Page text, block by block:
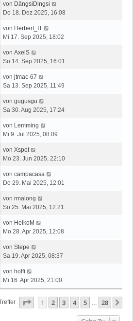
von DängsiDingsi
Do 18. Dez 2025, 16:08
von Herbert_IT
Mi 17. Sep 2025, 18:02
von AxelS
So 14. Sep 2025, 16:01
von jtmac-67
Sa 13. Sep 2025, 11:49
von gugusgu
Sa 30. Aug 2025, 17:24
von Lemming
Mi 9. Jul 2025, 08:09
von Xspot
Mo 23. Jun 2025, 22:10
von campacasa
Do 29. Mai 2025, 12:01
von rmalong
So 25. Mai 2025, 12:21
von HeikoM
Mo 28. Apr 2025, 12:08
von Stepe
Sa 19. Apr 2025, 08:37
von hoffi
Mi 16. Apr 2025, 21:00
Seite Von
1 2 3 4 5 … 28